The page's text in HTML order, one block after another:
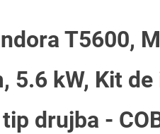
T5600,
5.6 kW, Kit
drujba -